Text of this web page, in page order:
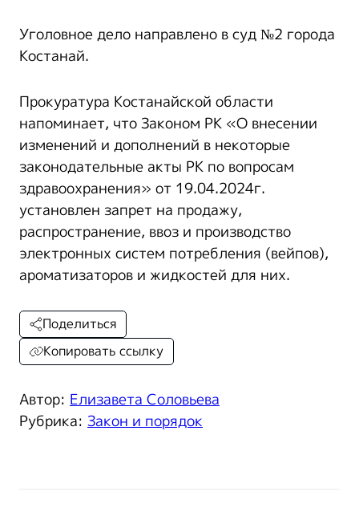
Уголовное дело направлено в суд №2 города
Костанай.
Прокуратура Костанайской области
напоминает, что Законом РК «О внесении
изменений и дополнений в некоторые
законодательные акты РК по вопросам
здравоохранения» от 19.04.2024г.
установлен запрет на продажу,
распространение, ввоз и производство
электронных систем потребления (вейпов),
ароматизаторов и жидкостей для них.
Автор: Елизавета Соловьева
Рубрика: Закон и порядок
Поделиться
Копировать ссылку